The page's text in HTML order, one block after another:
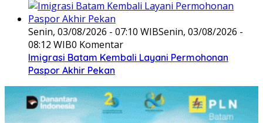
Senin, 03/08/2026 - 07:10 WIBSenin, 03/08/2026 -
08:12 WIB0 Komentar
Imigrasi Batam Kembali Layani Permohonan
Paspor Akhir Pekan